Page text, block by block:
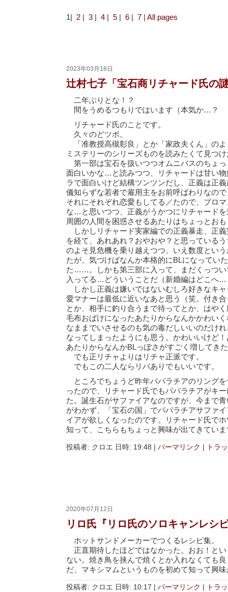
1| 2 | 3 | 4 | 5 | 6 | 7 | All pages
2023年03月18日
辻村七子「宝石商リチャード氏の
二年ぶりとな！？
間をうめるつもりではいます（本気か…？
リチャード氏のことです。
久々のどツボ。
「准教授高槻彰良」とか「家政夫くん」の
ミステリーのシリーズものを読みたくて見つ
第一部は宝石を扱いつつオムニバスのちょ
面白いかな…と読みつつ、リチャードは甘い
ラで面白いけど結構ツンツンだし、正義は正
儀知らずな若者で雇用主をお前呼ばわりなの
それにそれぞれ恋愛もしてる／たので、ブロ
な…と思いつつ、正義がうかつにリチャード
周囲の人間を困惑させるあたりはちょっとお
しかしリチャード実家編での正義暴走、正
を経て、あれあれ？おやおや？と思っている
のよそ見危機を乗り越えつつ、いえ数度とい
たが、気づけばなんか本格的にBLになってい
た……。しかも第三部に入って、まだくっつい
入ってる…どういうことだ（新婚編はどこへ…
しかし正義は嫌いではないむしろ好きなキ
愛マナーは最低に近いなあと思う（笑。付き
とか、相手に釣り合うまで待ってとか、はや
毛布おばけになったあたりからなんかかわい
なままでいさせるのも気の毒だしいいのだけ
なってしまったようにも思う。かわいいけど
あたりからなんかBLっぽさがすごく増してき
でも正リチャよりはリチャ正派です。
でもこの二人ならリバありでもいいです。
ところでちょうど昨年パパラチアのリング
ったので、リチャード氏でもパパラチアがキ
た。誕生石がサファイアなのですが、今まで
がわかず、「宝石の国」でパパラチアサファ
イアが欲しくなったのです。リチャード氏で
知って、こちらもちょっと興味が出てきてい
投稿者: クロエ 日時: 19:48 パーマリンク トラ
2020年07月12日
リロ氏『リロ氏のソロキャンレシ
ホットサンドメーカーでつくるレシピ集。
正直期待したほどではなかった。おお！と
ない。焼き鳥を挟んで焼くとか入れなくても
だ、マキシマムというものを初めて知って興
投稿者: クロエ 日時: 10:17 パーマリンク トラ